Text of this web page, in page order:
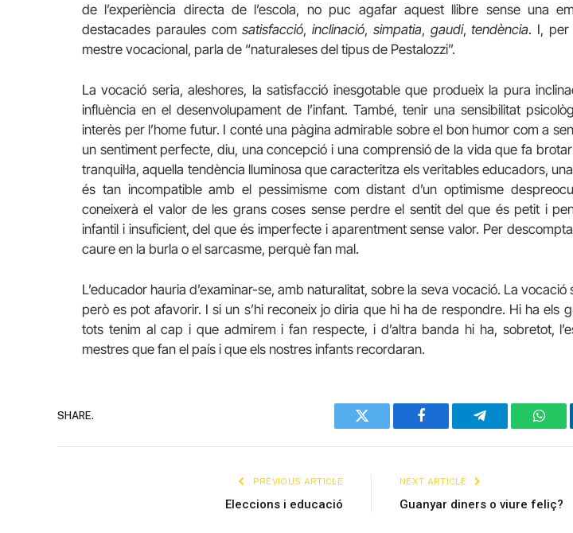
de l’experiència directa de l’escola, no puc agafar aquest llibre sense una
destacades paraules comsatisfacció, inclinació, simpatia, gaudi,tendència. I, per
mestre vocacional, parla de “naturaleses del tipus de Pestalozzi”.
La vocació seria, aleshores, la satisfacció inesgotable que produeix la pura
influència en el desenvolupament de l’infant. També, tenir una sensibilitat
interès per l’home futur. I conté una pàgina admirable sobre el bon humor com a
un sentiment perfecte, diu, una concepció i una comprensió de la vida que fa
tranquil·la, aquella tendència lluminosa que caracteritza els veritables educadors,
és tan incompatible amb el pessimisme com distant d’un optimisme
coneixerà el valor de les grans coses sense perdre el sentit del que és petit i
infantil i insuficient, del que és imperfecte i aparentment sense valor. Per
caure en la burla o el sarcasme, perquè fan mal.
L’educador hauria d’examinar-se, amb naturalitat, sobre la seva vocació. La vocació
però es pot afavorir. I si un s’hi reconeix jo diria que hi ha de respondre. Hi ha els
tots tenim al cap i que admirem i fan respecte, i d’altra banda hi ha, sobretot,
mestres que fan el país i que els nostres infants recordaran.
SHARE.
Twitter Facebook Telegram
PREVIOUS ARTICLE
Eleccions i educació
NEXT ARTICLE
Guanyar diners o viure feliç?